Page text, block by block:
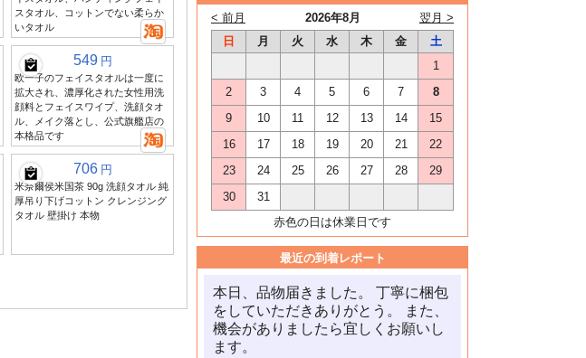
スタオル、コットンでない柔らか
いタオル
549 円
欧一子のフェイスタオルは一度に
拡大され、濃厚化された女性用洗
顔料とフェイスワイプ、洗顔タオ
ル、メイク落とし、公式旗艦店の
本格品です
706 円
米奈爾侯米国茶 90g 洗顔タオル 純
厚吊り下げコットン クレンジング
タオル 壁掛け 本物
2026年8月
< 前月
翌月 >
日
月 火 水 木 金
土
1
2
3 4 5 6 7
8
9
10 11 12 13 14
15
16
17 18 19 20 21
22
23
24 25 26 27 28
29
30
31
赤色の日は休業日です
最近の到着レポート
本日、品物届きました。 丁寧に梱包
をしていただきありがとう。 また、
機会がありましたら宜しくお願いし
ます。